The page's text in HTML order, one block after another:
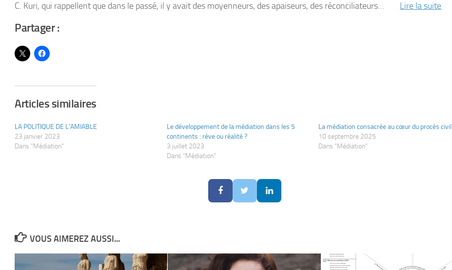
C. Kuri, qui rappellent que dans le passé, il y avait des moyenneurs, des apaiseurs, des réconciliateurs… Lire la suite
Partager :
Articles similaires
LA POLITIQUE DE L’AMIABLE
23 janvier 2023
Dans "Médiation"
Le développement de la médiation dans les 5
continents : rêve ou réalité ?
3 juillet 2023
Dans "Médiation"
La médiation consacrée au cœur du procès civil
10 septembre 2025
Dans "Médiation"
VOUS AIMEREZ AUSSI...